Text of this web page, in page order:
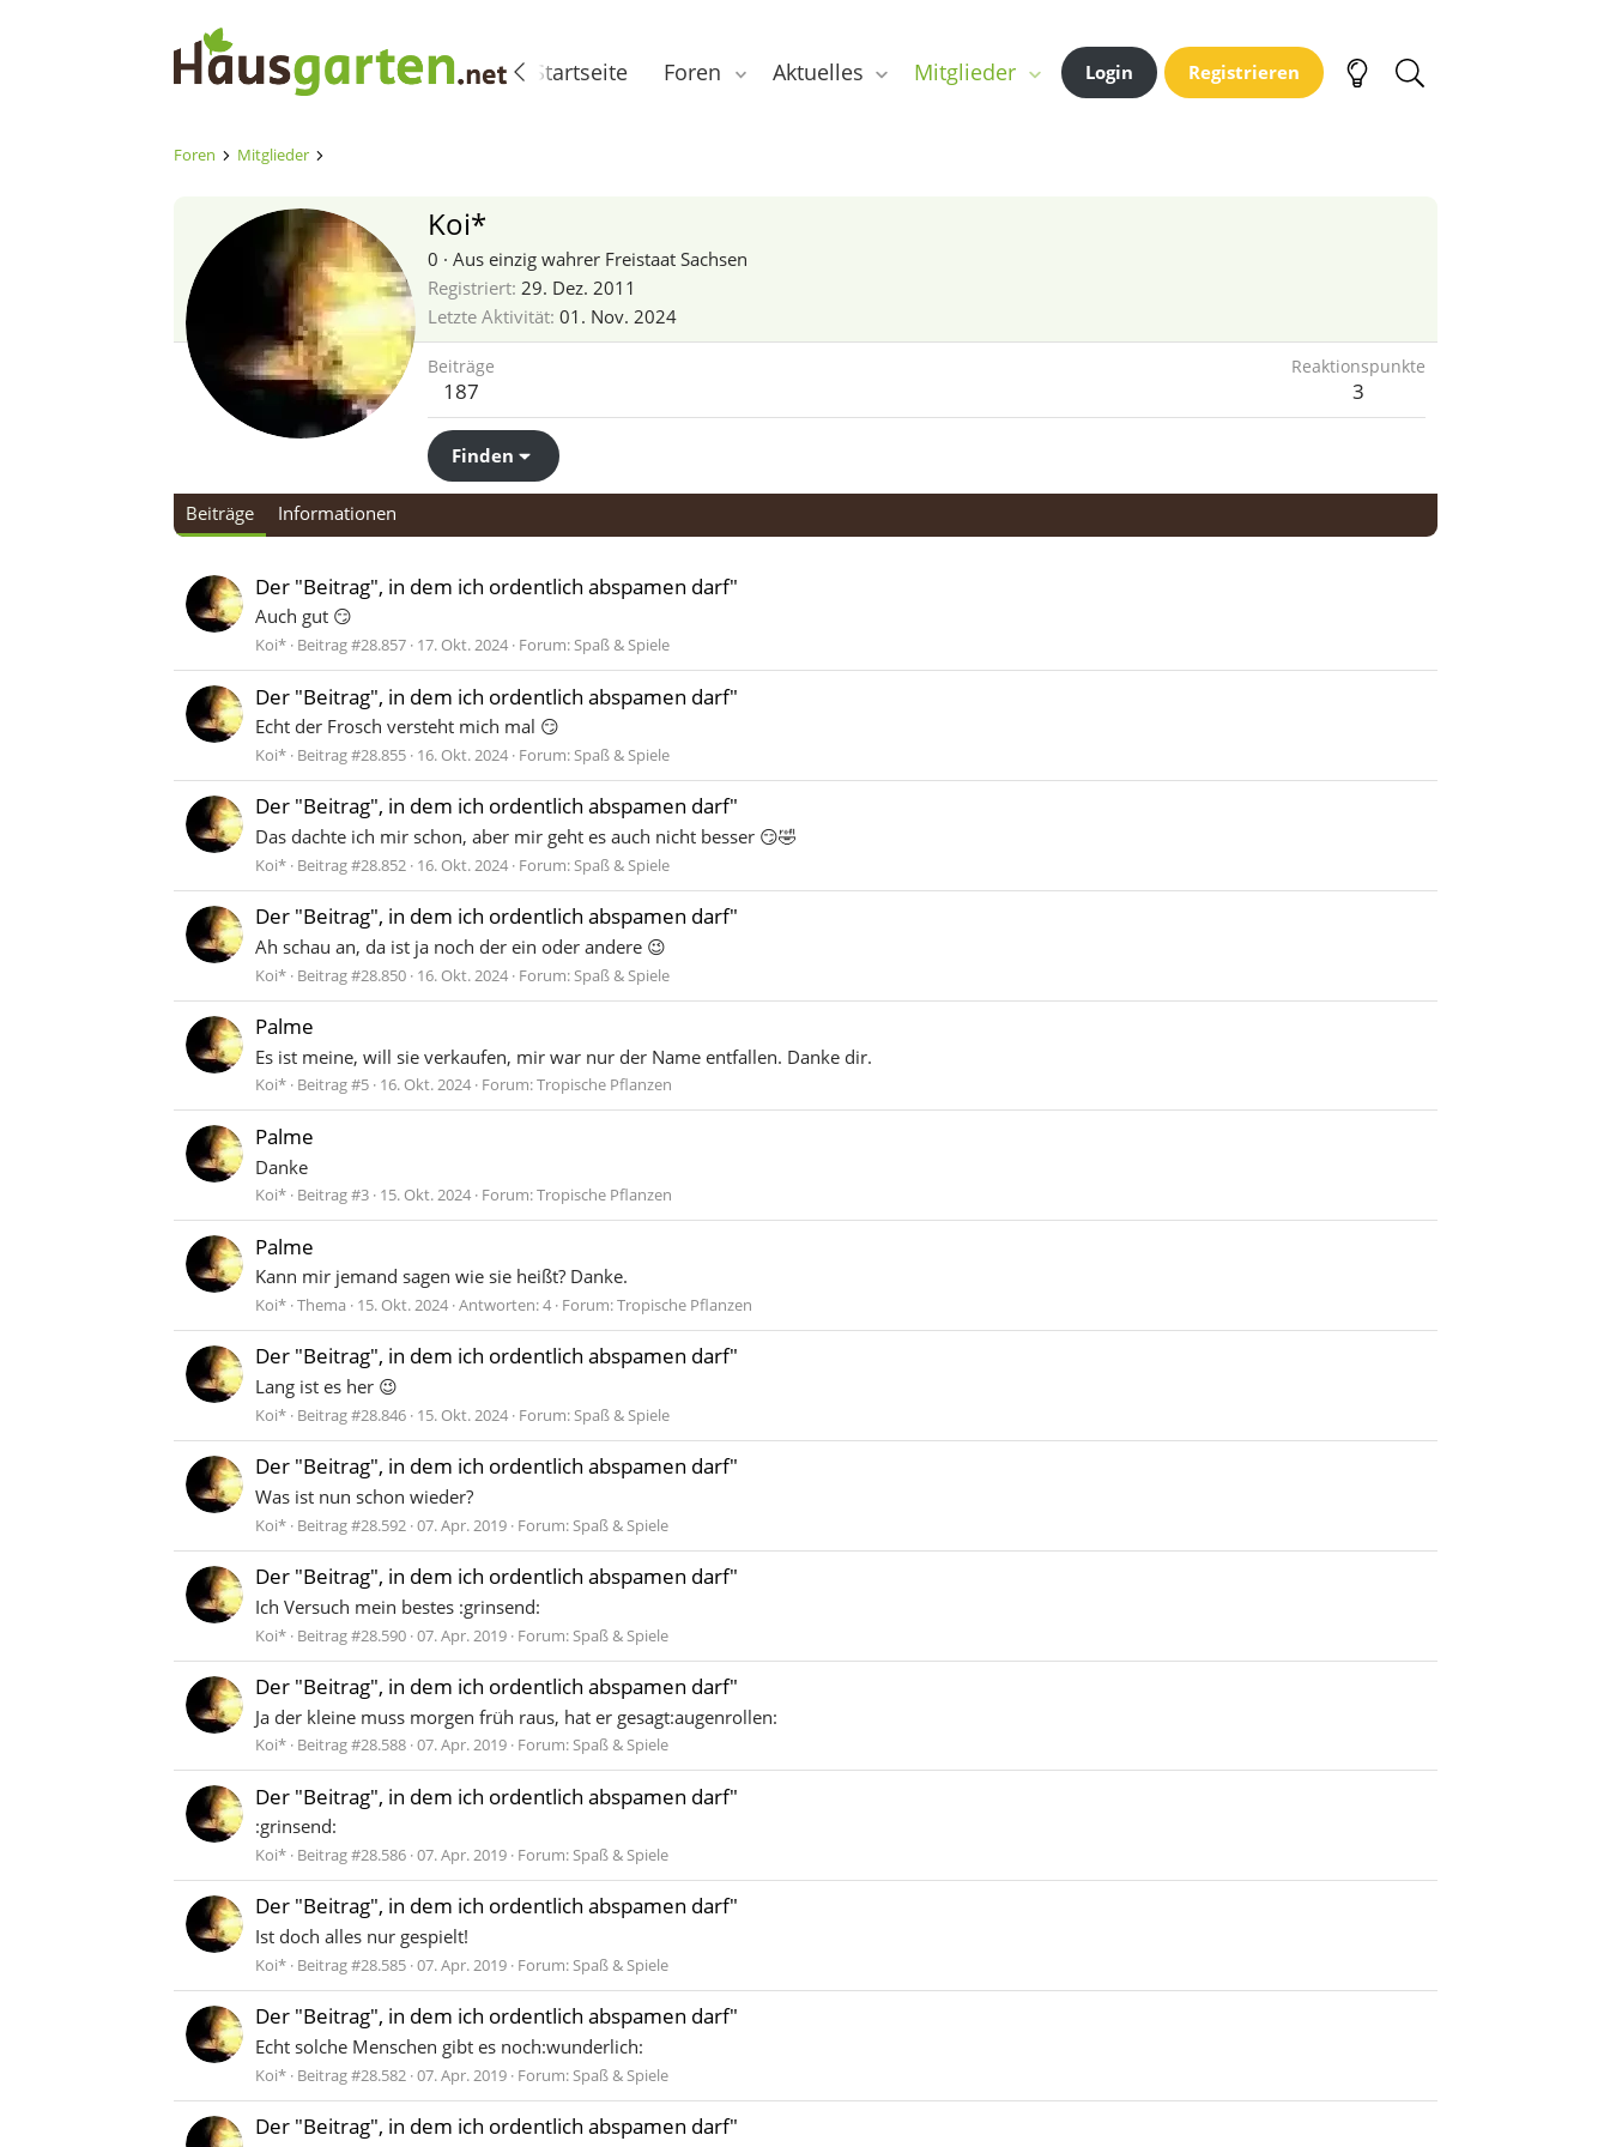
Startseite Foren Aktuelles Mitglieder Login Registrieren
Foren Mitglieder
Koi*
0 · Aus einzig wahrer Freistaat Sachsen
Registriert 29. Dez. 2011
Letzte Aktivität 01. Nov. 2024
Beiträge
187
Reaktionspunkte
3
Finden
Beiträge Informationen
Der "Beitrag", in dem ich ordentlich abspamen darf"
Auch gut 😏
Koi* Beitrag #28.857 17. Okt. 2024 Forum:Spaß & Spiele
Der "Beitrag", in dem ich ordentlich abspamen darf"
Echt der Frosch versteht mich mal 😏
Koi* Beitrag #28.855 16. Okt. 2024 Forum:Spaß & Spiele
Der "Beitrag", in dem ich ordentlich abspamen darf"
Das dachte ich mir schon, aber mir geht es auch nicht besser 😏🤣
Koi* Beitrag #28.852 16. Okt. 2024 Forum:Spaß & Spiele
Der "Beitrag", in dem ich ordentlich abspamen darf"
Ah schau an, da ist ja noch der ein oder andere 😉
Koi* Beitrag #28.850 16. Okt. 2024 Forum:Spaß & Spiele
Palme
Es ist meine, will sie verkaufen, mir war nur der Name entfallen. Danke dir.
Koi* Beitrag #5 16. Okt. 2024 Forum:Tropische Pflanzen
Palme
Danke
Koi* Beitrag #3 15. Okt. 2024 Forum:Tropische Pflanzen
Palme
Kann mir jemand sagen wie sie heißt? Danke.
Koi* Thema 15. Okt. 2024 Antworten: 4 Forum:Tropische Pflanzen
Der "Beitrag", in dem ich ordentlich abspamen darf"
Lang ist es her 😉
Koi* Beitrag #28.846 15. Okt. 2024 Forum:Spaß & Spiele
Der "Beitrag", in dem ich ordentlich abspamen darf"
Was ist nun schon wieder?
Koi* Beitrag #28.592 07. Apr. 2019 Forum:Spaß & Spiele
Der "Beitrag", in dem ich ordentlich abspamen darf"
Ich Versuch mein bestes :grinsend:
Koi* Beitrag #28.590 07. Apr. 2019 Forum: Spaß & Spiele
Der "Beitrag", in dem ich ordentlich abspamen darf"
Ja der kleine muss morgen früh raus, hat er gesagt:augenrollen:
Koi* Beitrag #28.588 07. Apr. 2019 Forum:Spaß & Spiele
Der "Beitrag", in dem ich ordentlich abspamen darf"
:grinsend:
Koi* Beitrag #28.586 07. Apr. 2019 Forum:Spaß & Spiele
Der "Beitrag", in dem ich ordentlich abspamen darf"
Ist doch alles nur gespielt!
Koi* Beitrag #28.585 07. Apr. 2019 Forum:Spaß & Spiele
Der "Beitrag", in dem ich ordentlich abspamen darf"
Echt solche Menschen gibt es noch:wunderlich:
Koi* Beitrag #28.582 07. Apr. 2019 Forum:Spaß & Spiele
Der "Beitrag", in dem ich ordentlich abspamen darf"